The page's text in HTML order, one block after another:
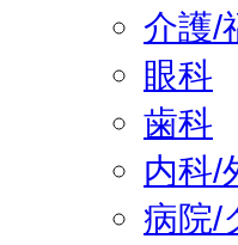
介護/
眼科
歯科
内科/
病院/